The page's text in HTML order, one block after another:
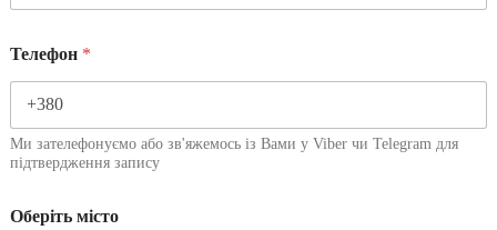
Телефон *
Ми зателефонуємо або зв'яжемось із Вами у Viber чи Telegram для
підтвердження запису
Оберіть місто